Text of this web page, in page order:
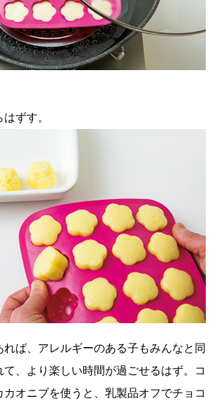
ずす。
ば、アレルギーのある子もみんなと同
て、より楽しい時間が過ごせるはず。コ
カオニブを使うと、乳製品オフでチョコ